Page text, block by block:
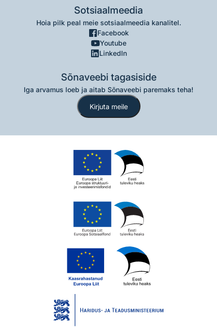
Sotsiaalmeedia
Hoia pilk peal meie sotsiaalmeedia kanalitel.
Facebook
Youtube
LinkedIn
Sõnaveebi tagasiside
Iga arvamus loeb ja aitab Sõnaveebi paremaks teha!
Kirjuta meile